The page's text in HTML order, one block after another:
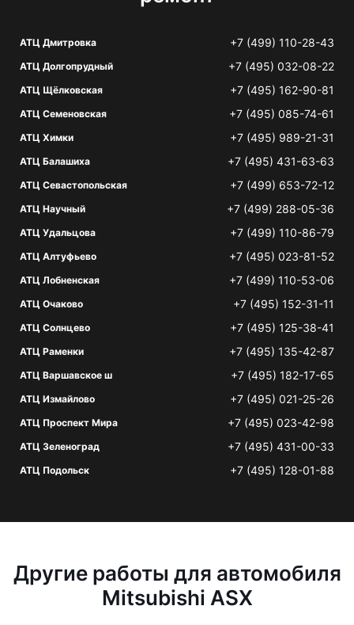
АТЦ Дмитровка +7 (499) 110-28-43
АТЦ Долгопрудный +7 (495) 032-08-22
АТЦ Щёлковская +7 (495) 162-90-81
АТЦ Семеновская +7 (495) 085-74-61
АТЦ Химки +7 (495) 989-21-31
АТЦ Балашиха +7 (495) 431-63-63
АТЦ Севастопольская +7 (499) 653-72-12
АТЦ Научный +7 (499) 288-05-36
АТЦ Удальцова +7 (499) 110-86-79
АТЦ Алтуфьево +7 (495) 023-81-52
АТЦ Лобненская +7 (499) 110-53-06
АТЦ Очаково +7 (495) 152-31-11
АТЦ Солнцево +7 (495) 125-38-41
АТЦ Раменки +7 (495) 135-42-87
АТЦ Варшавское ш +7 (495) 182-17-65
АТЦ Измайлово +7 (495) 021-25-26
АТЦ Проспект Мира +7 (495) 023-42-98
АТЦ Зеленоград +7 (495) 431-00-33
АТЦ Подольск +7 (495) 128-01-88
Другие работы для автомобиля
Mitsubishi ASX